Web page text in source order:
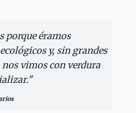
porque éramos
y, sin grandes
vimos con verdura
"